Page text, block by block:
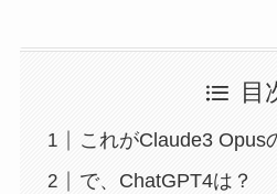
目
これがClaude3 Opus
で、ChatGPT4は？